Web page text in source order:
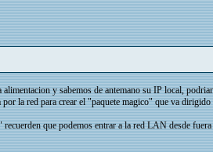
y sabemos de antemano su IP local,
la red para crear el "paquete magico" que va
que podemos entrar a la red LAN desde